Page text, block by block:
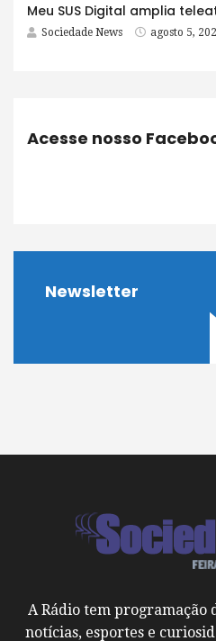
Sociedade News agosto 5,
Acesse nosso
Newsletter
A Rádio tem programação
notícias, esportes e